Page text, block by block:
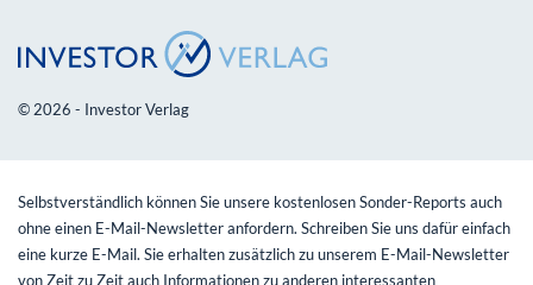
© 2026 - Investor Verlag
Selbstverständlich können Sie unsere kostenlosen Sonder-Reports auch
ohne einen E-Mail-Newsletter anfordern. Schreiben Sie uns dafür einfach
eine kurze E-Mail. Sie erhalten zusätzlich zu unserem E-Mail-Newsletter
von Zeit zu Zeit auch Informationen zu anderen interessanten